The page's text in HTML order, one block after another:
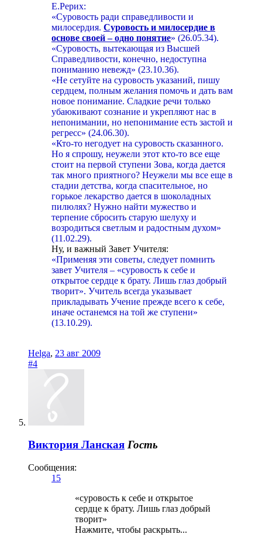
Е.Рерих:
«Суровость ради справедливости и
милосердия. Суровость и милосердие в
основе своей – одно понятие» (26.05.34).
«Суровость, вытекающая из Высшей
Справедливости, конечно, недоступна
пониманию невежд» (23.10.36).
«Не сетуйте на суровость указаний, пишу
сердцем, полным желания помочь и дать вам
новое понимание. Сладкие речи только
убаюкивают сознание и укрепляют нас в
непонимании, но непонимание есть застой и
регресс» (24.06.30).
«Кто-то негодует на суровость сказанного.
Но я спрошу, неужели этот кто-то все еще
стоит на первой ступени Зова, когда дается
так много приятного? Неужели мы все еще в
стадии детства, когда спасительное, но
горькое лекарство дается в шоколадных
пилюлях? Нужно найти мужество и
терпение сбросить старую шелуху и
возродиться светлым и радостным духом»
(11.02.29).
Ну, и важный Завет Учителя:
«Применяя эти советы, следует помнить
завет Учителя – «суровость к себе и
открытое сердце к брату. Лишь глаз добрый
творит». Учитель всегда указывает
прикладывать Учение прежде всего к себе,
иначе останемся на той же ступени»
(13.10.29).
Helga, 23 авг 2009
#4
Виктория Ланская Гость
Сообщения:
15
«суровость к себе и открытое
сердце к брату. Лишь глаз добрый
творит»
Нажмите, чтобы раскрыть...